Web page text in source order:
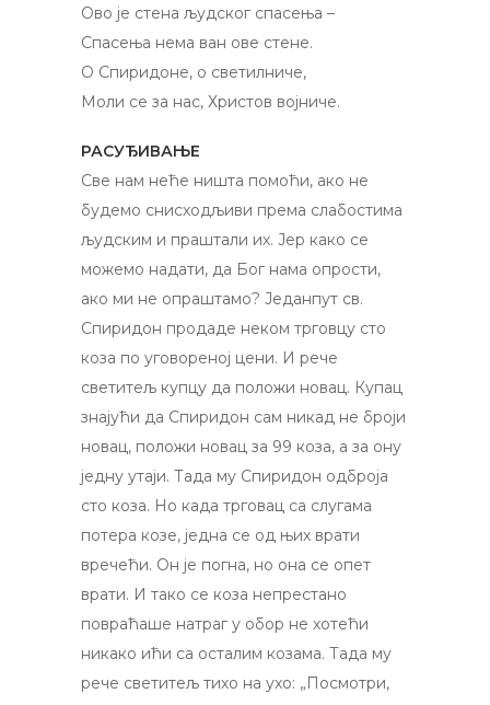
Ово је стена људског спасења –
Спасења нема ван ове стене.
O Спиридоне, o светилниче,
Моли се за нас, Христов војниче.
РАСУЂИВАЊЕ
Све нам неће ништа помоћи, ако не
будемо снисходљиви према слабостима
људским и праштали их. Јер како се
можемо надати, да Бог нама опрости,
ако ми не опраштамо? Једанпут св.
Спиридон продаде неком трговцу сто
коза по уговореној цени. И рече
светитељ купцу да положи новац. Купац
знајући да Спиридон сам никад не броји
новац, положи новац за 99 коза, a за ону
једну утаји. Тада му Спиридон одброја
сто коза. Но када трговац са слугама
потера козе, једна се од њих врати
вречећи. Он је погна, но она се опет
врати. И тако се коза непрестано
повраћаше натраг у обор не хотећи
никако ићи са осталим козама. Тада му
рече светитељ тихо на ухо: „Посмотри,